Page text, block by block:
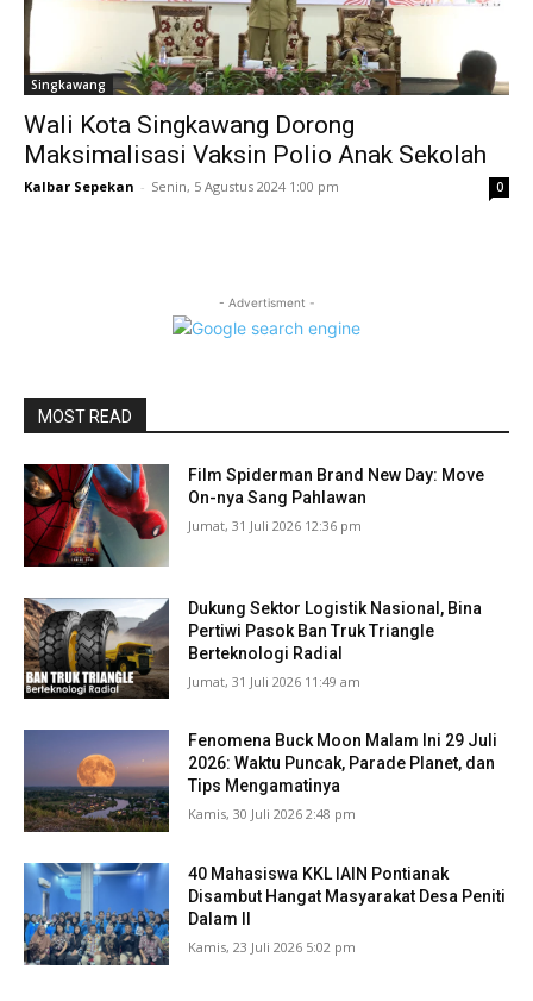
Singkawang
Wali Kota Singkawang Dorong
Maksimalisasi Vaksin Polio Anak Sekolah
Kalbar Sepekan - Senin, 5 Agustus 2024 1:00 pm 0
- Advertisment -
MOST READ
Film Spiderman Brand New Day: Move
On-nya Sang Pahlawan
Jumat, 31 Juli 2026 12:36 pm
Dukung Sektor Logistik Nasional, Bina
Pertiwi Pasok Ban Truk Triangle
Berteknologi Radial
Jumat, 31 Juli 2026 11:49 am
Fenomena Buck Moon Malam Ini 29 Juli
2026: Waktu Puncak, Parade Planet, dan
Tips Mengamatinya
Kamis, 30 Juli 2026 2:48 pm
40 Mahasiswa KKL IAIN Pontianak
Disambut Hangat Masyarakat Desa Peniti
Dalam II
Kamis, 23 Juli 2026 5:02 pm